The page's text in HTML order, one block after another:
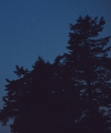
ежегодно
за
глазом